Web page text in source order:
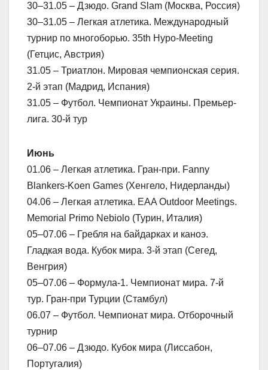
30–31.05 – Дзюдо. Grand Slam (Москва, Россия)
30–31.05 – Легкая атлетика. Международный
турнир по многоборью. 35th Hypo-Meeting
(Гетцис, Австрия)
31.05 – Триатлон. Мировая чемпионская серия.
2-й этап (Мадрид, Испания)
31.05 – Футбол. Чемпионат Украины. Премьер-
лига. 30-й тур
Июнь
01.06 – Легкая атлетика. Гран-при. Fanny
Blankers-Koen Games (Хенгело, Нидерланды)
04.06 – Легкая атлетика. EAA Outdoor Meetings.
Memorial Primo Nebiolo (Турин, Италия)
05–07.06 – Гребля на байдарках и каноэ.
Гладкая вода. Кубок мира. 3-й этап (Сегед,
Венгрия)
05–07.06 – Формула-1. Чемпионат мира. 7-й
тур. Гран-при Турции (Стамбул)
06.07 – Футбол. Чемпионат мира. Отборочный
турнир
06–07.06 – Дзюдо. Кубок мира (Лиссабон,
Португалия)